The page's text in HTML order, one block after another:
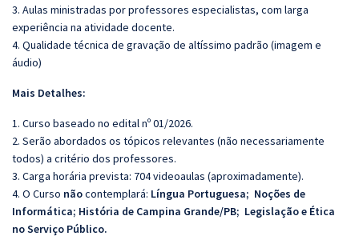
3. Aulas ministradas por professores especialistas, com larga
experiência na atividade docente.
4. Qualidade técnica de gravação de altíssimo padrão (imagem e
áudio)
Mais Detalhes:
1. Curso baseado no edital nº 01/2026.
2. Serão abordados os tópicos relevantes (não necessariamente
todos) a critério dos professores.
3. Carga horária prevista: 704 videoaulas (aproximadamente).
4. O Curso nãocontemplará: Língua Portuguesa; Noções de
Informática; História de Campina Grande/PB; Legislação e Ética
no Serviço Público.